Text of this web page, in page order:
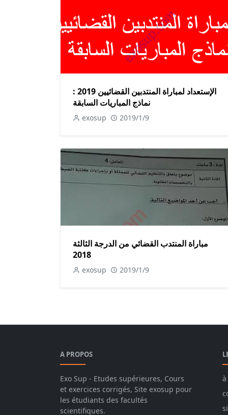
الإستعداد لمباراة المنتدبين القضائيين 2019 :
نماذج المباريات السابقة
exosup 2019/1/9
مباراة المنتدب القضائي من الدرجة الثالثة
2018
exosup 2019/1/9
A PROPOS
Exo Sup - Etudes supérieures, Cours
et exercices corrigés, Site exosup pour
les étudiants des facultés
scientifiques.